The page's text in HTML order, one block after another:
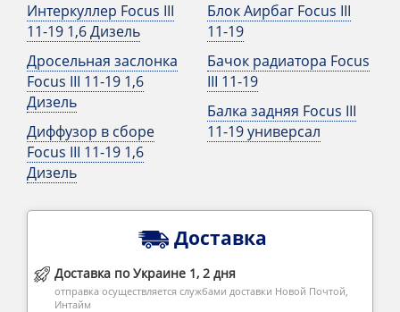
Интеркуллер Focus III
11-19 1,6 Дизель
Дросельная заслонка
Focus III 11-19 1,6
Дизель
Диффузор в сборе
Focus III 11-19 1,6
Дизель
Блок Аирбаг Focus III
11-19
Бачок радиатора Focus
III 11-19
Балка задняя Focus III
11-19 универсал
Доставка
Доставка по Украине 1, 2 дня
отправка осуществляется службами доставки Новой Почтой,
Интайм